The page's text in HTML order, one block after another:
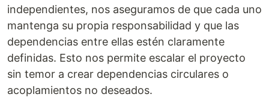
independientes, nos aseguramos de que cada uno
mantenga su propia responsabilidad y que las
dependencias entre ellas estén claramente
definidas. Esto nos permite escalar el proyecto
sin temor a crear dependencias circulares o
acoplamientos no deseados.